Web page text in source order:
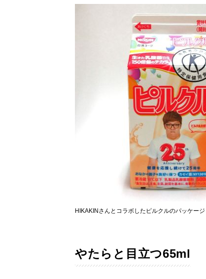
HIKAKINさんとコラボしたピルクルのパッケージ
やたらと目立つ65ml